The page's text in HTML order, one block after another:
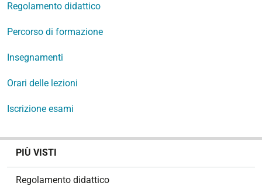
Regolamento didattico
Percorso di formazione
Insegnamenti
Orari delle lezioni
Iscrizione esami
PIÙ VISTI
Regolamento didattico